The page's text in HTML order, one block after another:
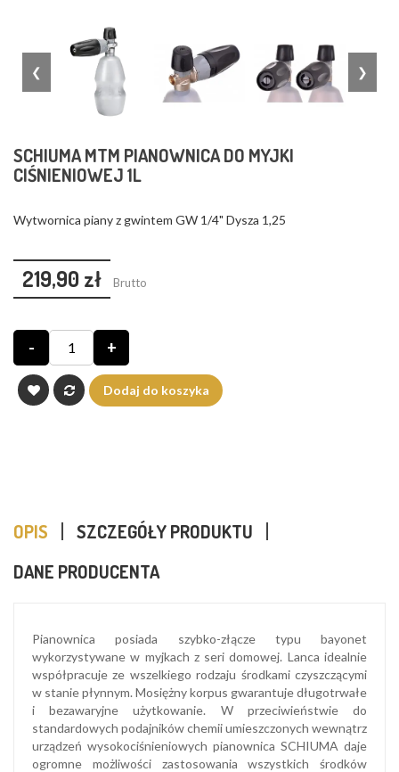
❮ ❯
SCHIUMA MTM PIANOWNICA DO MYJKI
CIŚNIENIOWEJ 1L
Wytwornica piany z gwintem GW 1/4" Dysza 1,25
219,90 zł Brutto
- +
Dodaj do koszyka
OPIS
SZCZEGÓŁY PRODUKTU
DANE PRODUCENTA
Pianownica posiada szybko-złącze typu bayonet
wykorzystywane w myjkach z seri domowej. Lanca idealnie
współpracuje ze wszelkiego rodzaju środkami czyszczącymi
w stanie płynnym. Mosiężny korpus gwarantuje długotrwałe
i bezawaryjne użytkowanie. W przeciwieństwie do
standardowych podajników chemii umieszczonych wewnątrz
urządzeń wysokociśnieniowych pianownica SCHIUMA daje
ogromne możliwości zastosowania wszystkich środków